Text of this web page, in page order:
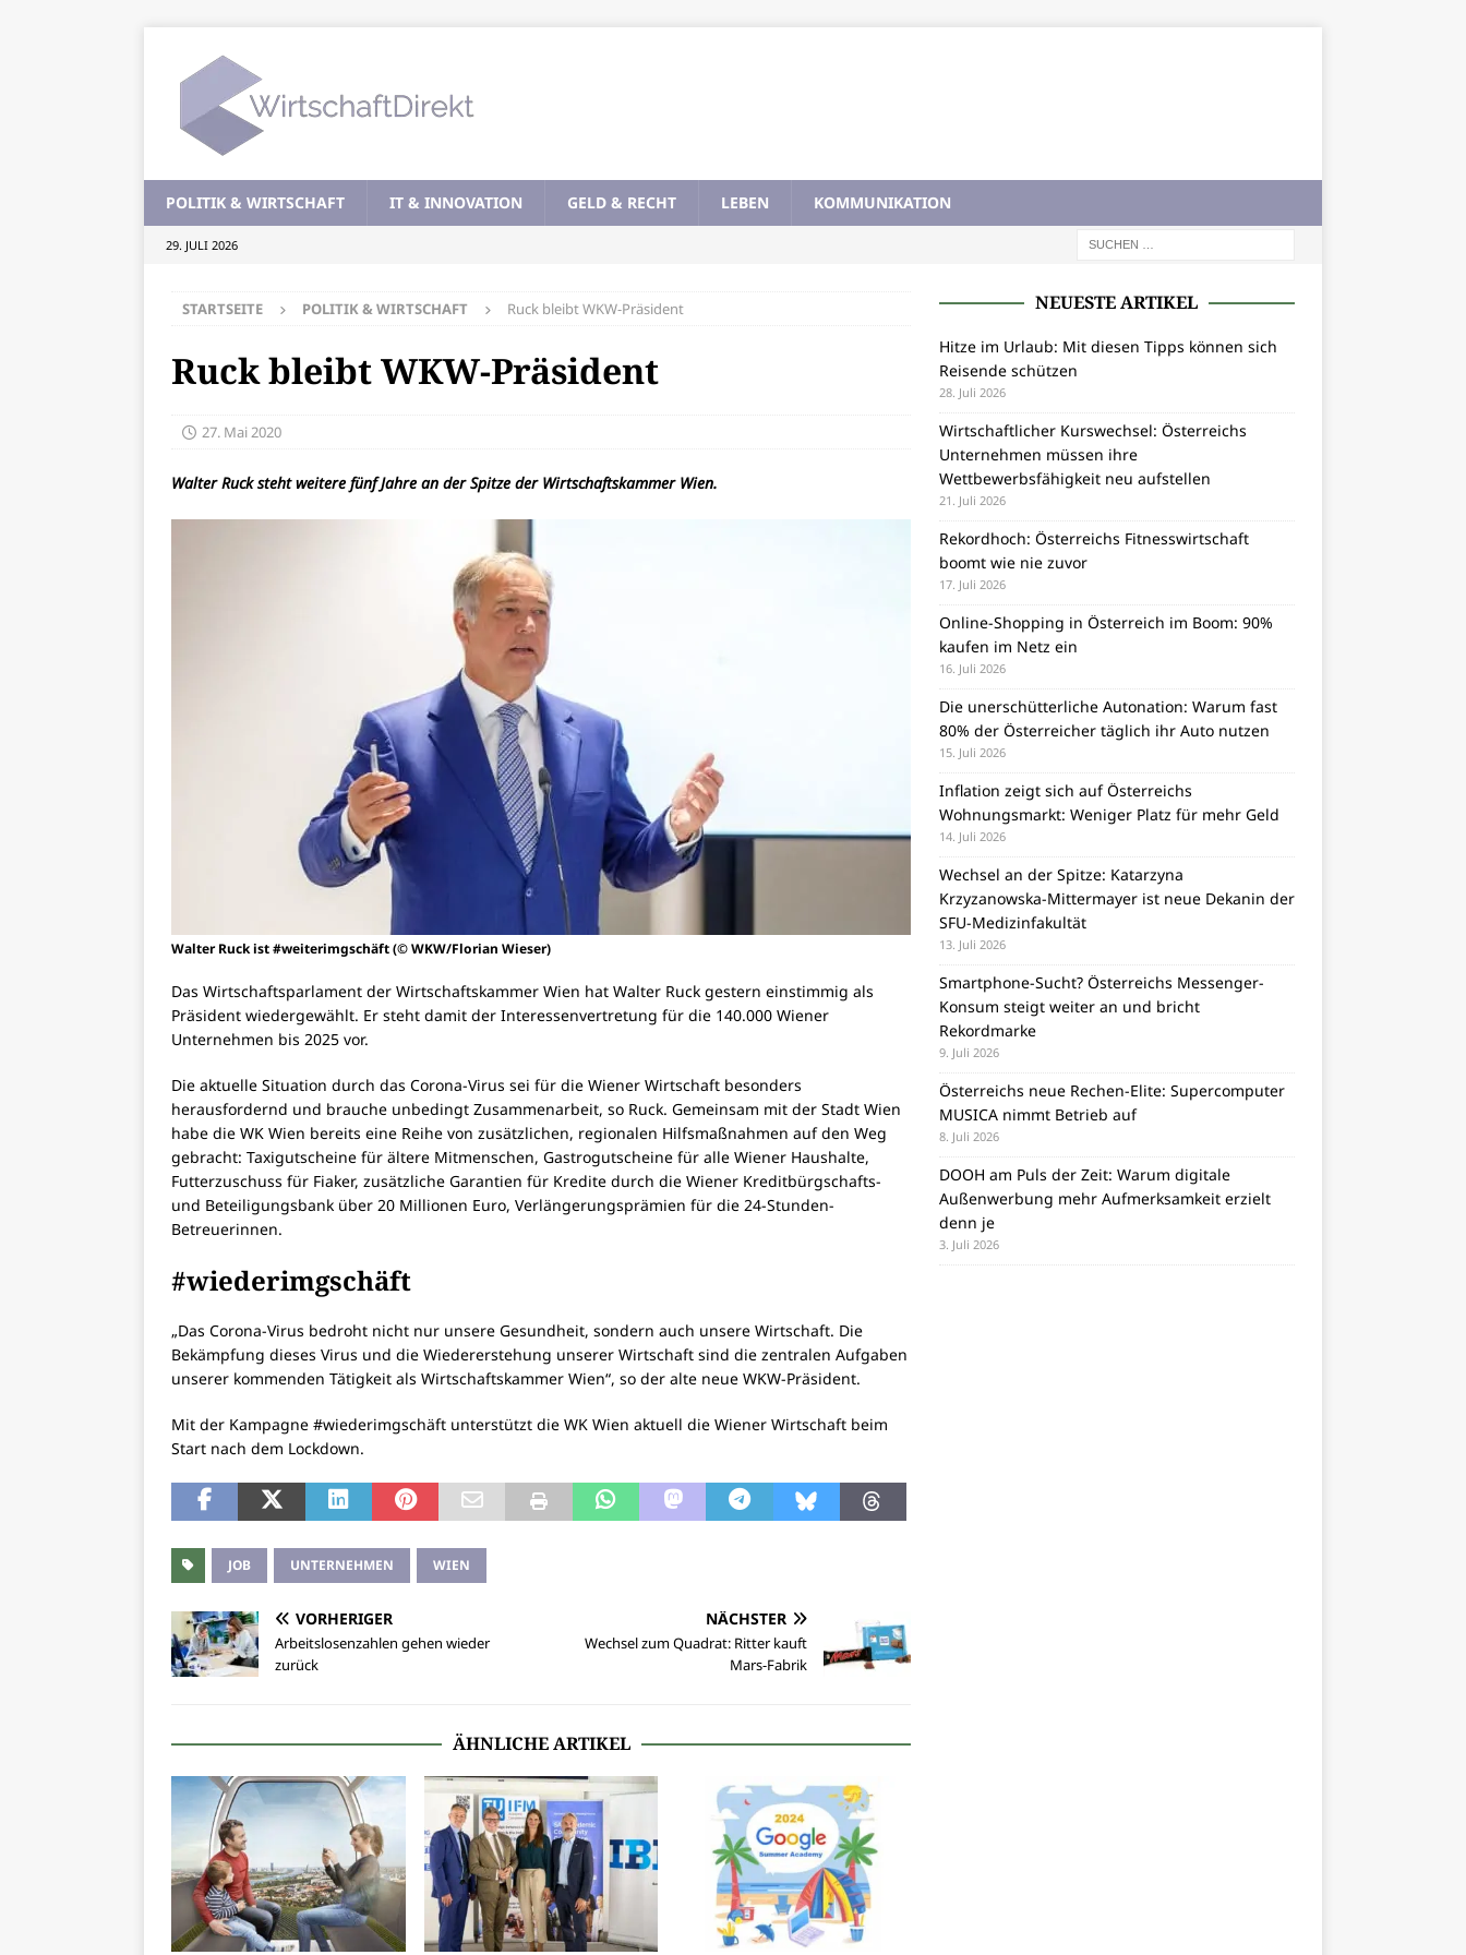
POLITIK & WIRTSCHAFT IT & INNOVATION GELD & RECHT LEBEN KOMMUNIKATION
29. JULI 2026
STARTSEITE POLITIK & WIRTSCHAFT Ruck bleibt WKW-Präsident
Ruck bleibt WKW-Präsident
27. Mai 2020
Walter Ruck steht weitere fünf Jahre an der Spitze der Wirtschaftskammer Wien.
Walter Ruck ist #weiterimgschäft (© WKW/Florian Wieser)
Das Wirtschaftsparlament der Wirtschaftskammer Wien hat Walter Ruck gestern einstimmig als
Präsident wiedergewählt. Er steht damit der Interessenvertretung für die 140.000 Wiener
Unternehmen bis 2025 vor.
Die aktuelle Situation durch das Corona-Virus sei für die Wiener Wirtschaft besonders
herausfordernd und brauche unbedingt Zusammenarbeit, so Ruck. Gemeinsam mit der Stadt Wien
habe die WK Wien bereits eine Reihe von zusätzlichen, regionalen Hilfsmaßnahmen auf den Weg
gebracht: Taxigutscheine für ältere Mitmenschen, Gastrogutscheine für alle Wiener Haushalte,
Futterzuschuss für Fiaker, zusätzliche Garantien für Kredite durch die Wiener Kreditbürgschafts-
und Beteiligungsbank über 20 Millionen Euro, Verlängerungsprämien für die 24-Stunden-
Betreuerinnen.
#wiederimgschäft
„Das Corona-Virus bedroht nicht nur unsere Gesundheit, sondern auch unsere Wirtschaft. Die
Bekämpfung dieses Virus und die Wiedererstehung unserer Wirtschaft sind die zentralen Aufgaben
unserer kommenden Tätigkeit als Wirtschaftskammer Wien“, so der alte neue WKW-Präsident.
Mit der Kampagne #wiederimgschäft unterstützt die WK Wien aktuell die Wiener Wirtschaft beim
Start nach dem Lockdown.
JOB UNTERNEHMEN WIEN
VORHERIGER
Arbeitslosenzahlen gehen wieder
zurück
NÄCHSTER
Wechsel zum Quadrat: Ritter kauft
Mars-Fabrik
ÄHNLICHE ARTIKEL
NEUESTE ARTIKEL
Hitze im Urlaub: Mit diesen Tipps können sich
Reisende schützen
28. Juli 2026
Wirtschaftlicher Kurswechsel: Österreichs
Unternehmen müssen ihre
Wettbewerbsfähigkeit neu aufstellen
21. Juli 2026
Rekordhoch: Österreichs Fitnesswirtschaft
boomt wie nie zuvor
17. Juli 2026
Online-Shopping in Österreich im Boom: 90%
kaufen im Netz ein
16. Juli 2026
Die unerschütterliche Autonation: Warum fast
80% der Österreicher täglich ihr Auto nutzen
15. Juli 2026
Inflation zeigt sich auf Österreichs
Wohnungsmarkt: Weniger Platz für mehr Geld
14. Juli 2026
Wechsel an der Spitze: Katarzyna
Krzyzanowska-Mittermayer ist neue Dekanin der
SFU-Medizinfakultät
13. Juli 2026
Smartphone-Sucht? Österreichs Messenger-
Konsum steigt weiter an und bricht
Rekordmarke
9. Juli 2026
Österreichs neue Rechen-Elite: Supercomputer
MUSICA nimmt Betrieb auf
8. Juli 2026
DOOH am Puls der Zeit: Warum digitale
Außenwerbung mehr Aufmerksamkeit erzielt
denn je
3. Juli 2026